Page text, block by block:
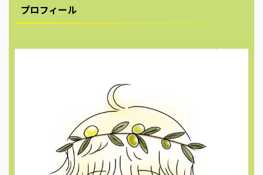
プロフィール